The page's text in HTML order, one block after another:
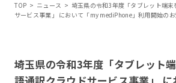
TOP > ニュース > 埼玉県の令和3年度「タブレット端
サービス事業」 において「my mediPhone」利用開始の
埼玉県の令和3年度「タブレット